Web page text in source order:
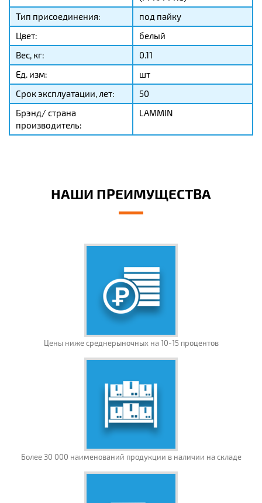
Тип присоединения:
под пайку
Цвет:
белый
Вес, кг:
0.11
Ед. изм:
шт
Срок эксплуатации, лет:
50
Брэнд/ страна
производитель:
LAMMIN
НАШИ ПРЕИМУЩЕСТВА
Цены ниже среднерыночных на 10-15 процентов
Более 30 000 наименований продукции в наличии на складе